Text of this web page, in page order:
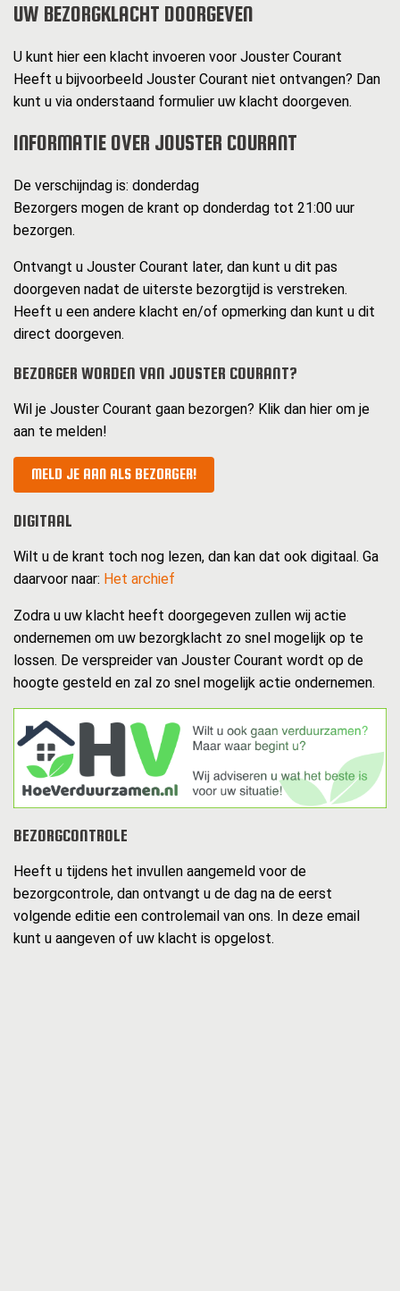
UW BEZORGKLACHT DOORGEVEN
U kunt hier een klacht invoeren voor Jouster Courant
Heeft u bijvoorbeeld Jouster Courant niet ontvangen? Dan
kunt u via onderstaand formulier uw klacht doorgeven.
INFORMATIE OVER JOUSTER COURANT
De verschijndag is: donderdag
Bezorgers mogen de krant op donderdag tot 21:00 uur
bezorgen.
Ontvangt u Jouster Courant later, dan kunt u dit pas
doorgeven nadat de uiterste bezorgtijd is verstreken.
Heeft u een andere klacht en/of opmerking dan kunt u dit
direct doorgeven.
BEZORGER WORDEN VAN JOUSTER COURANT?
Wil je Jouster Courant gaan bezorgen? Klik dan hier om je
aan te melden!
MELD JE AAN ALS BEZORGER!
DIGITAAL
Wilt u de krant toch nog lezen, dan kan dat ook digitaal. Ga
daarvoor naar: Het archief
Zodra u uw klacht heeft doorgegeven zullen wij actie
ondernemen om uw bezorgklacht zo snel mogelijk op te
lossen. De verspreider van Jouster Courant wordt op de
hoogte gesteld en zal zo snel mogelijk actie ondernemen.
BEZORGCONTROLE
Heeft u tijdens het invullen aangemeld voor de
bezorgcontrole, dan ontvangt u de dag na de eerst
volgende editie een controlemail van ons. In deze email
kunt u aangeven of uw klacht is opgelost.